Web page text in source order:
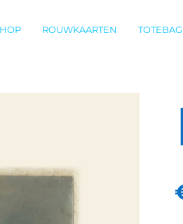
ROUWKAARTEN